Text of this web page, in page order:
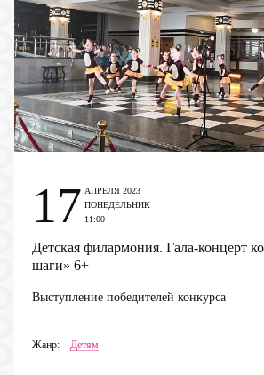
Детская филармония. Гала-концерт
шаги» 6+
Выступление победителей конкурса
Жанр: Детям
17 АПРЕЛЯ 2023
ПОНЕДЕЛЬНИК
11:00